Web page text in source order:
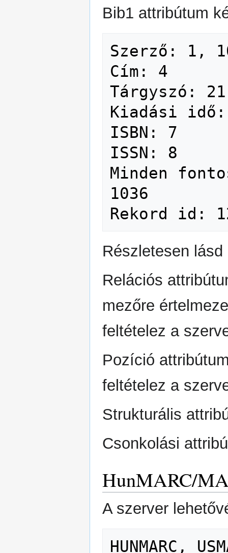
Bib1 attribútum
Szerző: 1,
Cím: 4
Tárgyszó: 21
Kiadási
ISBN: 7
ISSN: 8
Minden
1036
Részletesen
Relációs
mezőre
feltételez a
Pozíció
feltételez a
Strukturális
Csonkolási
HunMARC/
A szerver
HUNMARC,